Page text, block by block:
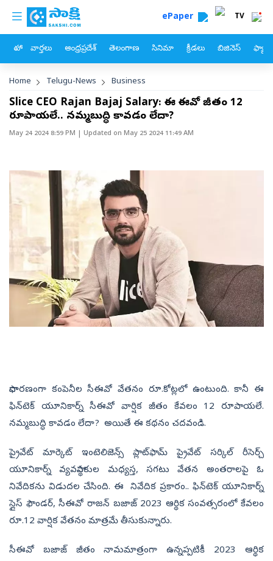
Skip to main content
custom menu ePaper TV
హోం వార్తలు ఆంధ్రప్రదేశ్ తెలంగాణ సినిమా క్రీడలు బిజినెస్
Breadcrumb
Home Telugu-News Business
Slice CEO Rajan Bajaj Salary: ఈ సీఈవో జీతం 12
రూపాయలే.. నమ్మబుద్ధి కావడం లేదా?
May 24 2024 8:59 PM | Updated on May 25 2024 11:49 AM
సాధారణంగా కంపెనీల సీఈవో వేతనం రూ.కోట్లలో ఉంటుంది. కానీ ఈ
ఫిన్‌టెక్‌ యూనికార్న్ సీఈవో వార్షిక జీతం కేవలం 12 రూపాయలే.
నమ్మబుద్ధి కావడం లేదా? అయితే ఈ కథనం చదవండి.
ప్రైవేట్ మార్కెట్ ఇంటెలిజెన్స్ ప్లాట్‌ఫామ్ ప్రైవేట్ సర్కిల్ రీసెర్చ్
యూనికార్న్ వ్యవస్థాపకుల మధ్యస్త, సగటు వేతన అంతరాలపై ఓ
నివేదికను విడుదల చేసింది. ఈ నివేదిక ప్రకారం.. ఫిన్‌టెక్ యూనికార్న్
స్లైస్‌ ఫౌండర్‌, సీఈవో రాజన్ బజాజ్ 2023 ఆర్థిక సంవత్సరంలో కేవలం
రూ.12 వార్షిక వేతనం మాత్రమే తీసుకున్నారు.
సీఈవో బజాజ్ జీతం నామమాత్రంగా ఉన్నప్పటికీ 2023 ఆర్థిక